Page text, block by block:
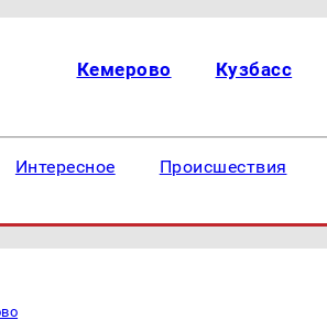
Кемерово Кузбасс
Интересное Происшествия